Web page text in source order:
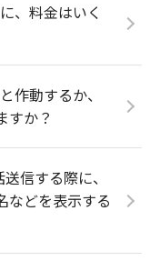
、料金はいく
作動するか、
すか？
信する際に、
などを表示する